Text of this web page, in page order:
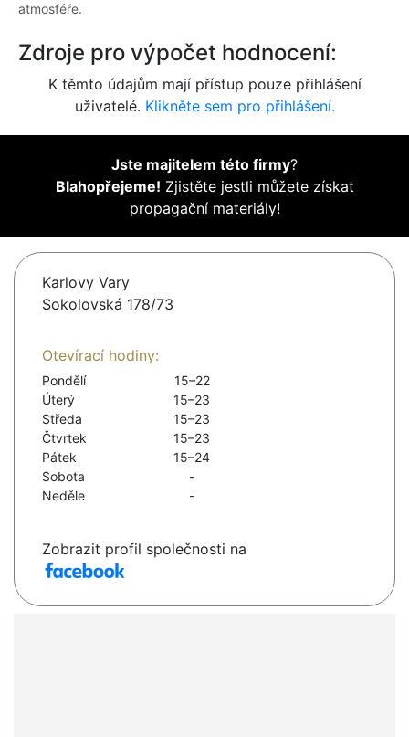
atmosféře.
Zdroje pro výpočet hodnocení:
K těmto údajům mají přístup pouze přihlášení
uživatelé. Klikněte sem pro přihlášení.
Jste majitelem této firmy?
Blahopřejeme! Zjistěte jestli můžete získat
propagační materiály!
Karlovy Vary
Sokolovská 178/73
Otevírací hodiny:
Pondělí
15–22
Úterý
15–23
Středa
15–23
Čtvrtek
15–23
Pátek
15–24
Sobota
-
Neděle
-
Zobrazit profil společnosti na